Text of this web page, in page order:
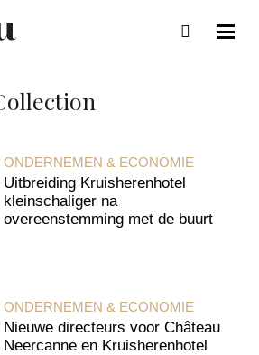
ONDERNEMEN & ECONOMIE
Uitbreiding Kruisherenhotel
kleinschaliger na
overeenstemming met de buurt
ONDERNEMEN & ECONOMIE
Nieuwe directeurs voor Château
Neercanne en Kruisherenhotel